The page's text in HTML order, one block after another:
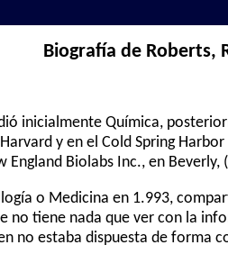
Biografía de Roberts,
inicialmente Química,
y en el Cold Spring
Biolabs Inc., en Beverly,
o Medicina en 1.993,
no tiene nada que ver con la
no estaba dispuesta de forma